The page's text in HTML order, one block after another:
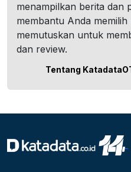
menampilkan berita dan
membantu Anda
memutuskan untuk
dan review.
Tentang